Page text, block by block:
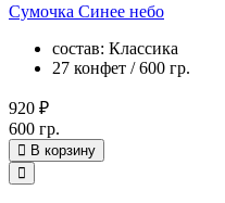
Сумочка Синее небо
состав: Классика
27 конфет / 600 гр.
920 ₽
600 гр.
В корзину